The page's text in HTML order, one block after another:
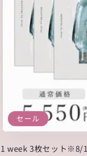
セール
1 week 3枚セット※8/